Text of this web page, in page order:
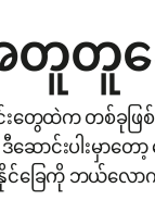
တူ
ထဲက တစ်ခုဖြစ်
ဒီဆောင်းပါ
ြေကို ဘယ်လေ